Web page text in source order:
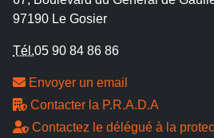
97190 Le Gosier
Tél.05 90 84 86 86
Envoyer un email
Contacter la P.R.A.D.A
Contactez le délégué à la